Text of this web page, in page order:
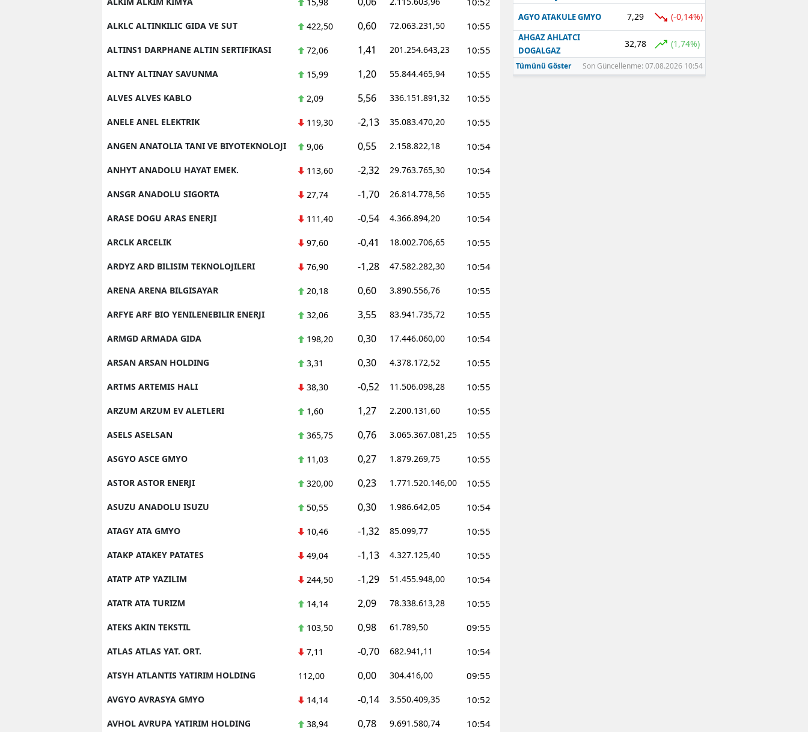
ALKLC ALTINKILIC GIDA VE SUT 422,50 0,60 72.063.231,50 10:55
ALTINS1 DARPHANE ALTIN SERTIFIKASI 72,06 1,41 201.254.643,23 10:55
ALTNY ALTINAY SAVUNMA 15,99 1,20 55.844.465,94 10:55
ALVES ALVES KABLO 2,09 5,56 336.151.891,32 10:55
ANELE ANEL ELEKTRIK 119,30 -2,13 35.083.470,20 10:55
ANGEN ANATOLIA TANI VE BIYOTEKNOLOJI 9,06 0,55 2.158.822,18 10:54
ANHYT ANADOLU HAYAT EMEK. 113,60 -2,32 29.763.765,30 10:54
ANSGR ANADOLU SIGORTA 27,74 -1,70 26.814.778,56 10:55
ARASE DOGU ARAS ENERJI 111,40 -0,54 4.366.894,20 10:54
ARCLK ARCELIK 97,60 -0,41 18.002.706,65 10:55
ARDYZ ARD BILISIM TEKNOLOJILERI 76,90 -1,28 47.582.282,30 10:54
ARENA ARENA BILGISAYAR 20,18 0,60 3.890.556,76 10:55
ARFYE ARF BIO YENILENEBILIR ENERJI 32,06 3,55 83.941.735,72 10:55
ARMGD ARMADA GIDA 198,20 0,30 17.446.060,00 10:54
ARSAN ARSAN HOLDING 3,31 0,30 4.378.172,52 10:55
ARTMS ARTEMIS HALI 38,30 -0,52 11.506.098,28 10:55
ARZUM ARZUM EV ALETLERI 1,60 1,27 2.200.131,60 10:55
ASELS ASELSAN 365,75 0,76 3.065.367.081,25 10:55
ASGYO ASCE GMYO 11,03 0,27 1.879.269,75 10:55
ASTOR ASTOR ENERJI 320,00 0,23 1.771.520.146,00 10:55
ASUZU ANADOLU ISUZU 50,55 0,30 1.986.642,05 10:54
ATAGY ATA GMYO 10,46 -1,32 85.099,77 10:55
ATAKP ATAKEY PATATES 49,04 -1,13 4.327.125,40 10:55
ATATP ATP YAZILIM 244,50 -1,29 51.455.948,00 10:54
ATATR ATA TURIZM 14,14 2,09 78.338.613,28 10:55
ATEKS AKIN TEKSTIL 103,50 0,98 61.789,50 09:55
ATLAS ATLAS YAT. ORT. 7,11 -0,70 682.941,11 10:54
ATSYH ATLANTIS YATIRIM HOLDING 112,00 0,00 304.416,00 09:55
AVGYO AVRASYA GMYO 14,14 -0,14 3.550.409,35 10:52
AVHOL AVRUPA YATIRIM HOLDING 38,94 0,78 9.691.580,74 10:54
AGYO ATAKULE GMYO 7,29 (-0,14%)
AHGAZ AHLATCI
DOGALGAZ
32,78 (1,74%)
Tümünü Göster Son Güncellenme: 07.08.2026 10:54